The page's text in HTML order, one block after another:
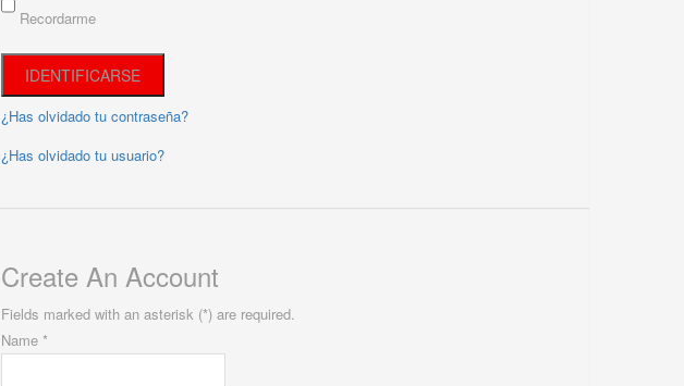
Recordarme
¿Has olvidado tu contraseña?
¿Has olvidado tu usuario?
Create An Account
Fields marked with an asterisk (*) are required.
Name *